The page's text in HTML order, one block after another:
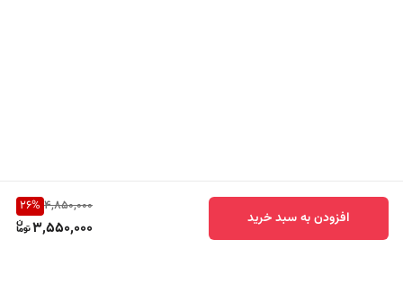
4,850,000
26%
3,550,000 افزودن به سبد خرید